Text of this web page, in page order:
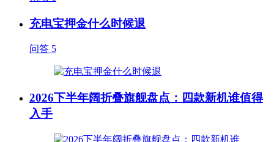
充电宝押金什么时候退
问答 5
2026下半年阔折叠旗舰盘点：四款新机谁值得
入手